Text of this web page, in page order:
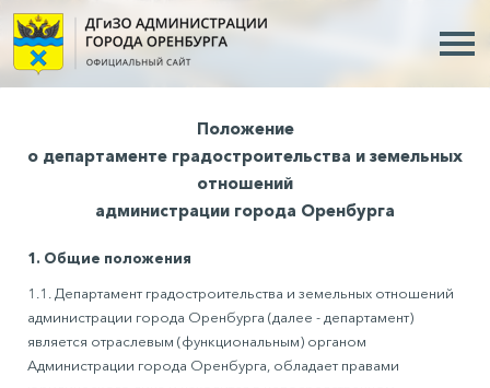
Положение
о департаменте градостроительства и земельных
отношений
администрации города Оренбурга
1. Общие положения
1.1. Департамент градостроительства и земельных отношений
администрации города Оренбурга (далее - департамент)
является отраслевым (функциональным) органом
Администрации города Оренбурга, обладает правами